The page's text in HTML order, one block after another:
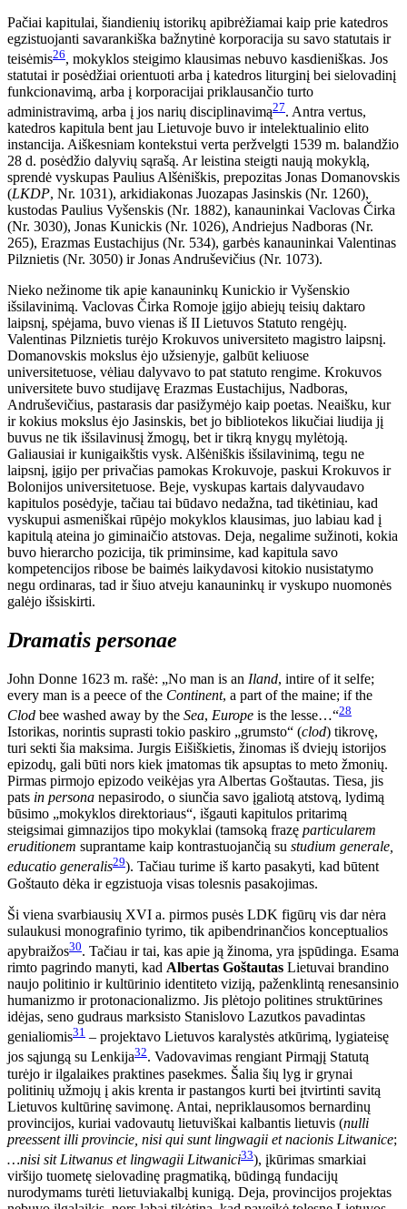
Pačiai kapitulai, šiandienių istorikų apibrėžiamai kaip prie katedros
egzistuojanti savarankiška bažnytinė korporacija su savo statutais ir
teisėmis26, mokyklos steigimo klausimas nebuvo kasdieniškas. Jos
statutai ir posėdžiai orientuoti arba į katedros liturginį bei sielovadinį
funkcionavimą, arba į korporacijai priklausančio turto
administravimą, arba į jos narių disciplinavimą27. Antra vertus,
katedros kapitula bent jau Lietuvoje buvo ir intelektualinio elito
instancija. Aiškesniam kontekstui verta peržvelgti 1539 m. balandžio
28 d. posėdžio dalyvių sąrašą. Ar leistina steigti naują mokyklą,
sprendė vyskupas Paulius Alšėniškis, prepozitas Jonas Domanovskis
(LKDP, Nr. 1031), arkidiakonas Juozapas Jasinskis (Nr. 1260),
kustodas Paulius Vyšenskis (Nr. 1882), kanauninkai Vaclovas Čirka
(Nr. 3030), Jonas Kunickis (Nr. 1026), Andriejus Nadboras (Nr.
265), Erazmas Eustachijus (Nr. 534), garbės kanauninkai Valentinas
Pilznietis (Nr. 3050) ir Jonas Andruševičius (Nr. 1073).
Nieko nežinome tik apie kanauninkų Kunickio ir Vyšenskio
išsilavinimą. Vaclovas Čirka Romoje įgijo abiejų teisių daktaro
laipsnį, spėjama, buvo vienas iš II Lietuvos Statuto rengėjų.
Valentinas Pilznietis turėjo Krokuvos universiteto magistro laipsnį.
Domanovskis mokslus ėjo užsienyje, galbūt keliuose
universitetuose, vėliau dalyvavo to pat statuto rengime. Krokuvos
universitete buvo studijavę Erazmas Eustachijus, Nadboras,
Andruševičius, pastarasis dar pasižymėjo kaip poetas. Neaišku, kur
ir kokius mokslus ėjo Jasinskis, bet jo bibliotekos likučiai liudija jį
buvus ne tik išsilavinusį žmogų, bet ir tikrą knygų mylėtoją.
Galiausiai ir kunigaikštis vysk. Alšėniškis išsilavinimą, tegu ne
laipsnį, įgijo per privačias pamokas Krokuvoje, paskui Krokuvos ir
Bolonijos universitetuose. Beje, vyskupas kartais dalyvaudavo
kapitulos posėdyje, tačiau tai būdavo nedažna, tad tikėtiniau, kad
vyskupui asmeniškai rūpėjo mokyklos klausimas, juo labiau kad į
kapitulą ateina jo giminaičio atstovas. Deja, negalime sužinoti, kokia
buvo hierarcho pozicija, tik priminsime, kad kapitula savo
kompetencijos ribose be baimės laikydavosi kitokio nusistatymo
negu ordinaras, tad ir šiuo atveju kanauninkų ir vyskupo nuomonės
galėjo išsiskirti.
Dramatis personae
John Donne 1623 m. rašė: „No man is an Iland, intire of it selfe;
every man is a peece of the Continent, a part of the maine; if the
Clod bee washed away by the Sea, Europe is the lesse…“28
Istorikas, norintis suprasti tokio paskiro „grumsto“ (clod) tikrovę,
turi sekti šia maksima. Jurgis Eišiškietis, žinomas iš dviejų istorijos
epizodų, gali būti nors kiek įmatomas tik apsuptas to meto žmonių.
Pirmas pirmojo epizodo veikėjas yra Albertas Goštautas. Tiesa, jis
pats in persona nepasirodo, o siunčia savo įgaliotą atstovą, lydimą
būsimo „mokyklos direktoriaus“, išgauti kapitulos pritarimą
steigsimai gimnazijos tipo mokyklai (tamsoką frazę particularem
eruditionem suprantame kaip kontrastuojančią su studium generale,
educatio generalis29). Tačiau turime iš karto pasakyti, kad būtent
Goštauto dėka ir egzistuoja visas tolesnis pasakojimas.
Ši viena svarbiausių XVI a. pirmos pusės LDK figūrų vis dar nėra
sulaukusi monografinio tyrimo, tik apibendrinančios konceptualios
apybraižos30. Tačiau ir tai, kas apie ją žinoma, yra įspūdinga. Esama
rimto pagrindo manyti, kad Albertas Goštautas Lietuvai brandino
naujo politinio ir kultūrinio identiteto viziją, paženklintą renesansinio
humanizmo ir protonacionalizmo. Jis plėtojo politines struktūrines
idėjas, seno gudraus marksisto Stanislovo Lazutkos pavadintas
genialiomis31 – projektavo Lietuvos karalystės atkūrimą, lygiateisę
jos sąjungą su Lenkija32. Vadovavimas rengiant Pirmąjį Statutą
turėjo ir ilgalaikes praktines pasekmes. Šalia šių lyg ir grynai
politinių užmojų į akis krenta ir pastangos kurti bei įtvirtinti savitą
Lietuvos kultūrinę savimonę. Antai, nepriklausomos bernardinų
provincijos, kuriai vadovautų lietuviškai kalbantis lietuvis (nulli
preessent illi provincie, nisi qui sunt lingwagii et nacionis Litwanice;
…nisi sit Litwanus et lingwagii Litwanici33), įkūrimas smarkiai
viršijo tuometę sielovadinę pragmatiką, būdingą fundacijų
nurodymams turėti lietuviakalbį kunigą. Deja, provincijos projektas